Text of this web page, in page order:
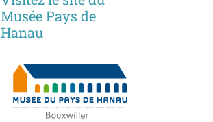
Musée Pays de
Hanau